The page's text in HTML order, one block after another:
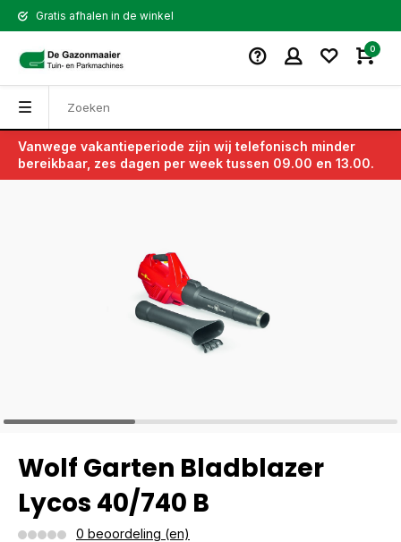
Gratis afhalen in de winkel
0
Vanwege vakantieperiode zijn wij telefonisch minder
bereikbaar, zes dagen per week tussen 09.00 en 13.00.
Terug
Wolf Garten Bladblazer
Lycos 40/740 B
0 beoordeling (en)